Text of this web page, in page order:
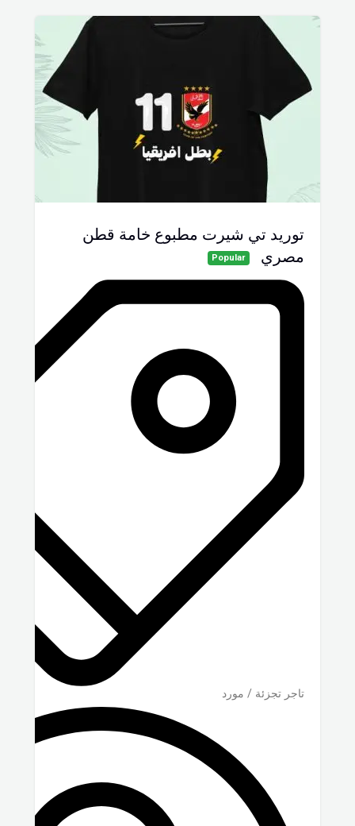
توريد تي شيرت مطبوع خامة قطن
مصري
Popular
تاجر تجزئة / مورد